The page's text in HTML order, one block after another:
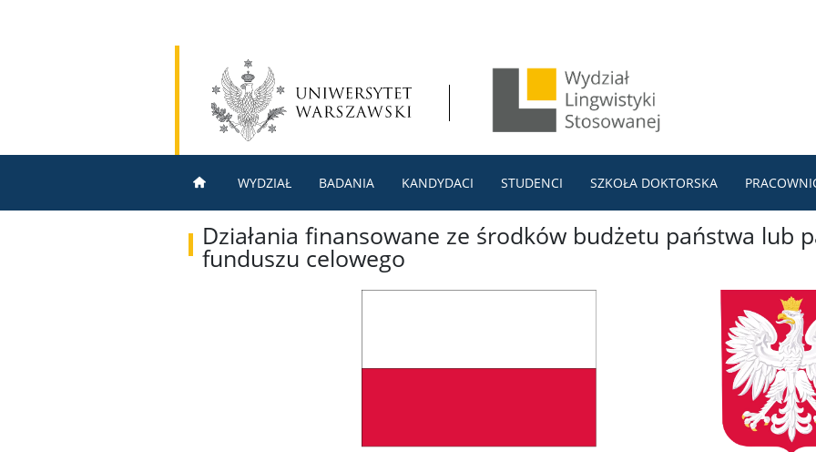
WYDZIAŁ BADANIA KANDYDACI STUDENCI SZKOŁA DOKTORSKA
Działania finansowane ze środków budżetu państwa lub
funduszu celowego